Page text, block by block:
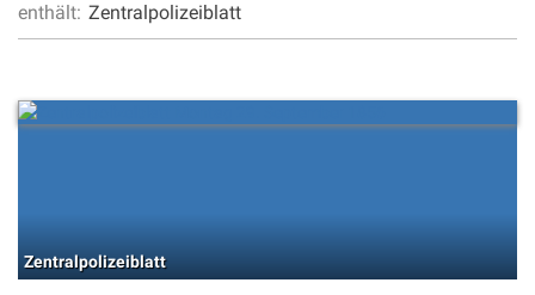
enthält: Zentralpolizeiblatt
Zentralpolizeiblatt